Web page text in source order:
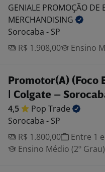
GENIALE PROMOÇÃO DE
MERCHANDISING
Sorocaba - SP
R$ 1.908,00
Ensino
Promotor(A) (Foco
| Colgate –
4,5 Pop Trade
Sorocaba - SP
R$ 1.800,00
Entre 1
Ensino Médio (2º Grau)